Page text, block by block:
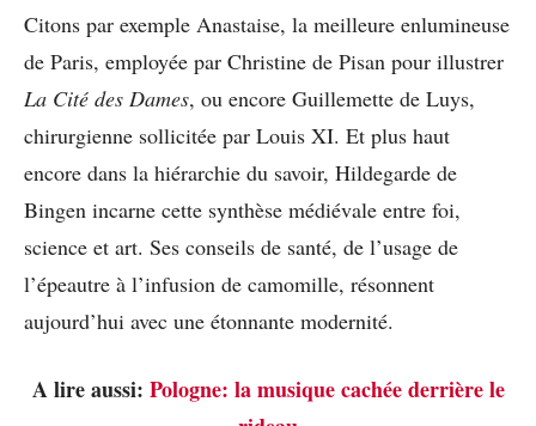
Citons par exemple Anastaise, la meilleure enlumineuse
de Paris, employée par Christine de Pisan pour illustrer
La Cité des Dames, ou encore Guillemette de Luys,
chirurgienne sollicitée par Louis XI. Et plus haut
encore dans la hiérarchie du savoir, Hildegarde de
Bingen incarne cette synthèse médiévale entre foi,
science et art. Ses conseils de santé, de l’usage de
l’épeautre à l’infusion de camomille, résonnent
aujourd’hui avec une étonnante modernité.
A lire aussi: Pologne: la musique cachée derrière le